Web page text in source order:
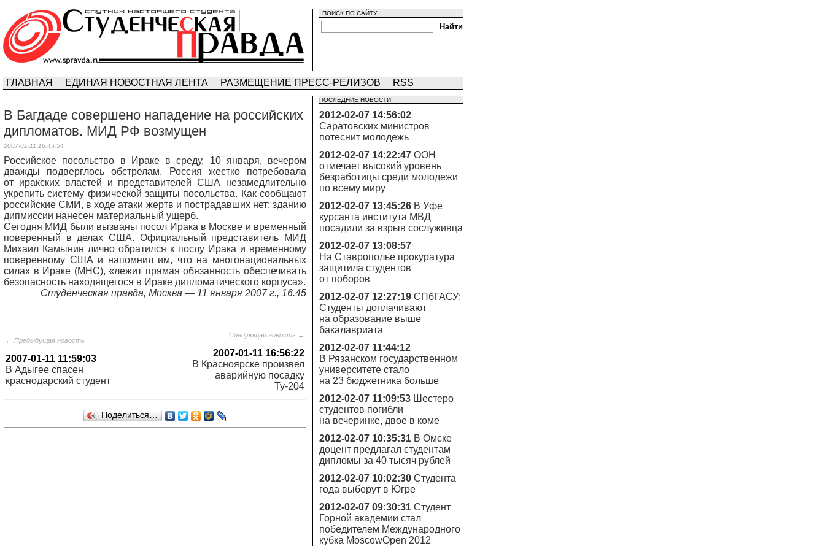
ПОИСК ПО САЙТУ
ГЛАВНАЯ ЕДИНАЯ НОВОСТНАЯ ЛЕНТА РАЗМЕЩЕНИЕ ПРЕСС-РЕЛИЗОВ RSS
В Багдаде совершено нападение на российских
дипломатов. МИД РФ возмущен
2007-01-11 16:45:54
Российское посольство в Ираке в среду, 10 января, вечером
дважды подверглось обстрелам. Россия жестко потребовала
от иракских властей и представителей США незамедлительно
укрепить систему физической защиты посольства. Как сообщают
российские СМИ, в ходе атаки жертв и пострадавших нет; зданию
дипмиссии нанесен материальный ущерб.
Сегодня МИД были вызваны посол Ирака в Москве и временный
поверенный в делах США. Официальный представитель МИД
Михаил Камынин лично обратился к послу Ирака и временному
поверенному США и напомнил им, что на многонациональных
силах в Ираке (МНС), «лежит прямая обязанность обеспечивать
безопасность находящегося в Ираке дипломатического корпуса».
Студенческая правда, Москва — 11 января 2007 г., 16.45
← Предыдущая новость
2007-01-11 11:59:03
В Адыгее спасен
краснодарский студент
Следующая новость →
2007-01-11 16:56:22
В Красноярске произвел
аварийную посадку
Ту-204
Поделиться…
ПОСЛЕДНИЕ НОВОСТИ
2012-02-07 14:56:02
Саратовских министров
потеснит молодежь
2012-02-07 14:22:47 ООН
отмечает высокий уровень
безработицы среди молодежи
по всему миру
2012-02-07 13:45:26 В Уфе
курсанта института МВД
посадили за взрыв сослуживца
2012-02-07 13:08:57
На Ставрополье прокуратура
защитила студентов
от поборов
2012-02-07 12:27:19 СПбГАСУ:
Студенты доплачивают
на образование выше
бакалавриата
2012-02-07 11:44:12
В Рязанском государственном
университете стало
на 23 бюджетника больше
2012-02-07 11:09:53 Шестеро
студентов погибли
на вечеринке, двое в коме
2012-02-07 10:35:31 В Омске
доцент предлагал студентам
дипломы за 40 тысяч рублей
2012-02-07 10:02:30 Студента
года выберут в Югре
2012-02-07 09:30:31 Студент
Горной академии стал
победителем Международного
кубка MoscowOpen 2012